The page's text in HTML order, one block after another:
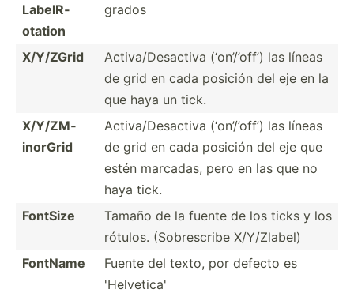
Lab­elR­
otation
grados
X/Y/ZGrid
Activa­/De­sactiva (‘on’/­’off’) las líneas
de grid en cada posición del eje en la
que haya un tick.
X/Y/ZM­
ino­rGrid
Activa­/De­sactiva (‘on’/­’off’) las líneas
de grid en cada posición del eje que
estén marcadas, pero en las que no
haya tick.
FontSize
Tamaño de la fuente de los ticks y los
rótulos. (Sobre­scribe X/Y/Zl­abel)
FontName
Fuente del texto, por defecto es
'Helve­tica'